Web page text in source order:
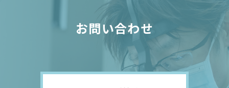
お問い合わせ